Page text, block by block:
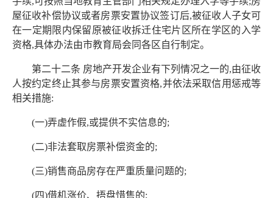
屋征收补偿协议或者房票安置协议签订后,被征收人子女可
在一定期限内保留原被征收拆迁住宅片区所在学区的入学
资格,具体办法由市教育局会同各区自行制定。
第二十二条 房地产开发企业有下列情况之一的,由征收
人按约定终止其参与房票安置资格,并依法采取信用惩戒等
相关措施:
(一)弄虚作假,或提供不实信息的;
(二)非法套取房票补偿资金的;
(三)销售商品房存在严重质量问题的;
(四)借机涨价、捂盘惜售的;